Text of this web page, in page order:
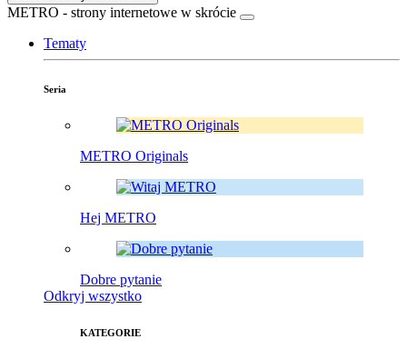
METRO - strony internetowe w skrócie
Tematy
Seria
METRO Originals
Hej METRO
Dobre pytanie
Odkryj wszystko
KATEGORIE